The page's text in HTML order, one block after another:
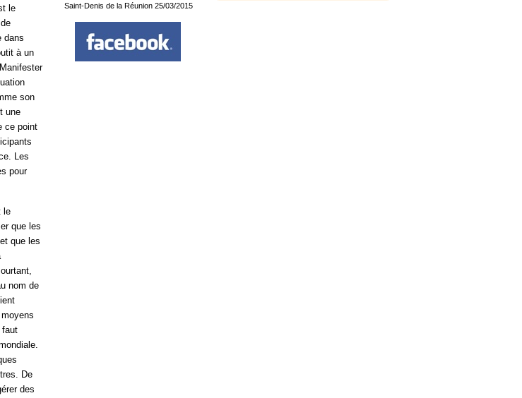
le
dans
à un
son
une
ce point
Les
pour
le
que les
que les
nom de
faut
De
des
Saint-Denis de la Réunion 25/03/2015